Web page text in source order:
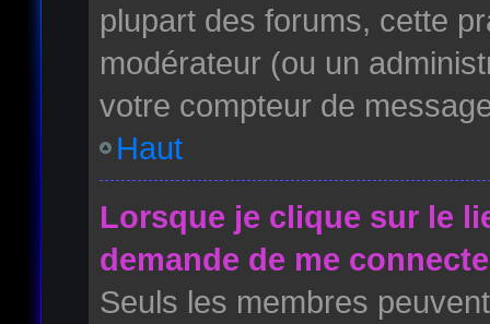
plupart des forums, cette
modérateur (ou un
votre compteur de
Haut
Lorsque je clique sur le
demande de me
Seuls les membres